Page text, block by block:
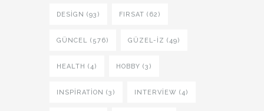
DESIGN (93) FIRSAT (62)
GÜNCEL (576) GÜZEL-IZ (49)
HEALTH (4) HOBBY (3)
INSPIRATION (3) INTERVIEW (4)